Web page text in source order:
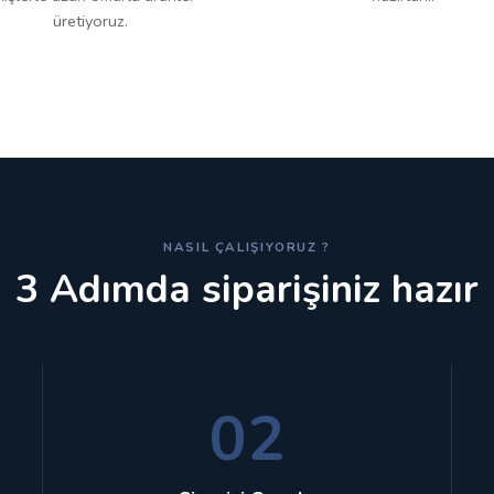
üretiyoruz.
NASIL ÇALIŞIYORUZ ?
3 Adımda siparişiniz hazır
02